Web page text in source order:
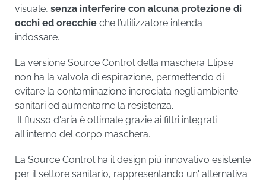
visuale, senza interferire con alcuna protezione di
occhi ed orecchieche l’utilizzatore intenda indossare.
ha la valvola di espirazione, permettendo di evitare la
contaminazione incrociata negli ambiente sanitari ed
aumentarne la resistenza.
Il flusso d'aria è ottimale grazie ai filtri integrati
all'interno del corpo maschera.
per il settore sanitario, rappresentando un' alternativa
alle maschere monouso N95. La Source Control